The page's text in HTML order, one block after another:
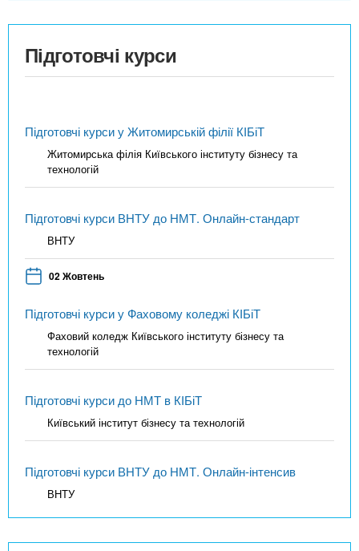
Підготовчі курси
Підготовчі курси у Житомирській філії КІБіТ
Житомирська філія Київського інституту бізнесу та
технологій
Підготовчі курси ВНТУ до НМТ. Онлайн-стандарт
ВНТУ
02 Жовтень
Підготовчі курси у Фаховому коледжі КІБіТ
Фаховий коледж Київського інституту бізнесу та
технологій
Підготовчі курси до НМТ в КІБіТ
Київський інститут бізнесу та технологій
Підготовчі курси ВНТУ до НМТ. Онлайн-інтенсив
ВНТУ